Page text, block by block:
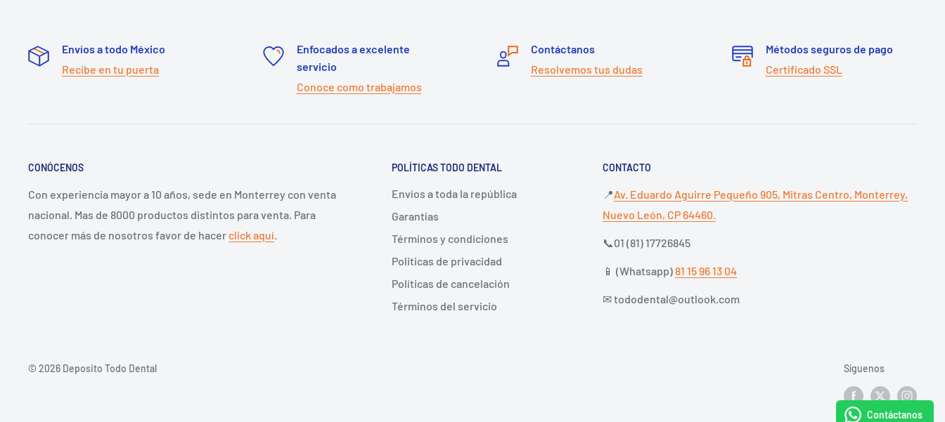
Envíos a todo México
Recibe en tu puerta
Enfocados a excelente
servicio
Conoce como trabajamos
Contáctanos
Resolvemos tus dudas
Métodos seguros de pago
Certificado SSL
CONÓCENOS
Con experiencia mayor a 10 años, sede en Monterrey con venta
nacional. Mas de 8000 productos distintos para venta. Para
conocer más de nosotros favor de hacer click aquí.
POLÍTICAS TODO DENTAL
Envíos a toda la república
Garantías
Términos y condiciones
Politicas de privacidad
Políticas de cancelación
Términos del servicio
CONTACTO
📍Av. Eduardo Aguirre Pequeño 905, Mitras Centro, Monterrey,
Nuevo León, CP 64460.
📞01 (81) 17726845
📱 (Whatsapp)81 15 96 13 04
✉ tododental@outlook.com
© 2026 Deposito Todo Dental Síguenos
Contáctanos